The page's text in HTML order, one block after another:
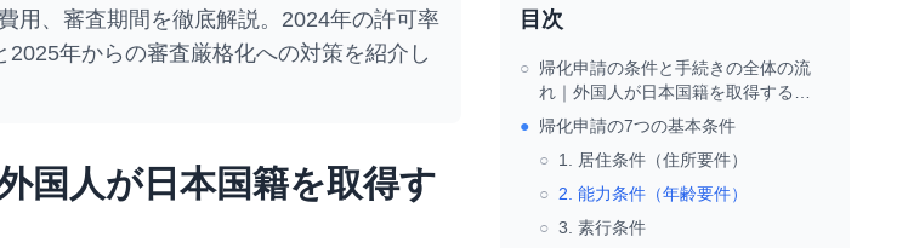
用、審査期間を徹底解説。2024年の許可率
年からの審査厳格化への対策を紹介し
国人が日本国籍を取得す
目次
○
帰化申請の条件と手続きの全体の流
れ｜外国人が日本国籍を取得するた
めの完全ガイド
● 帰化申請の7つの基本条件
○
1. 居住条件（住所要件）
○
2. 能力条件（年齢要件）
○ 3. 素行条件